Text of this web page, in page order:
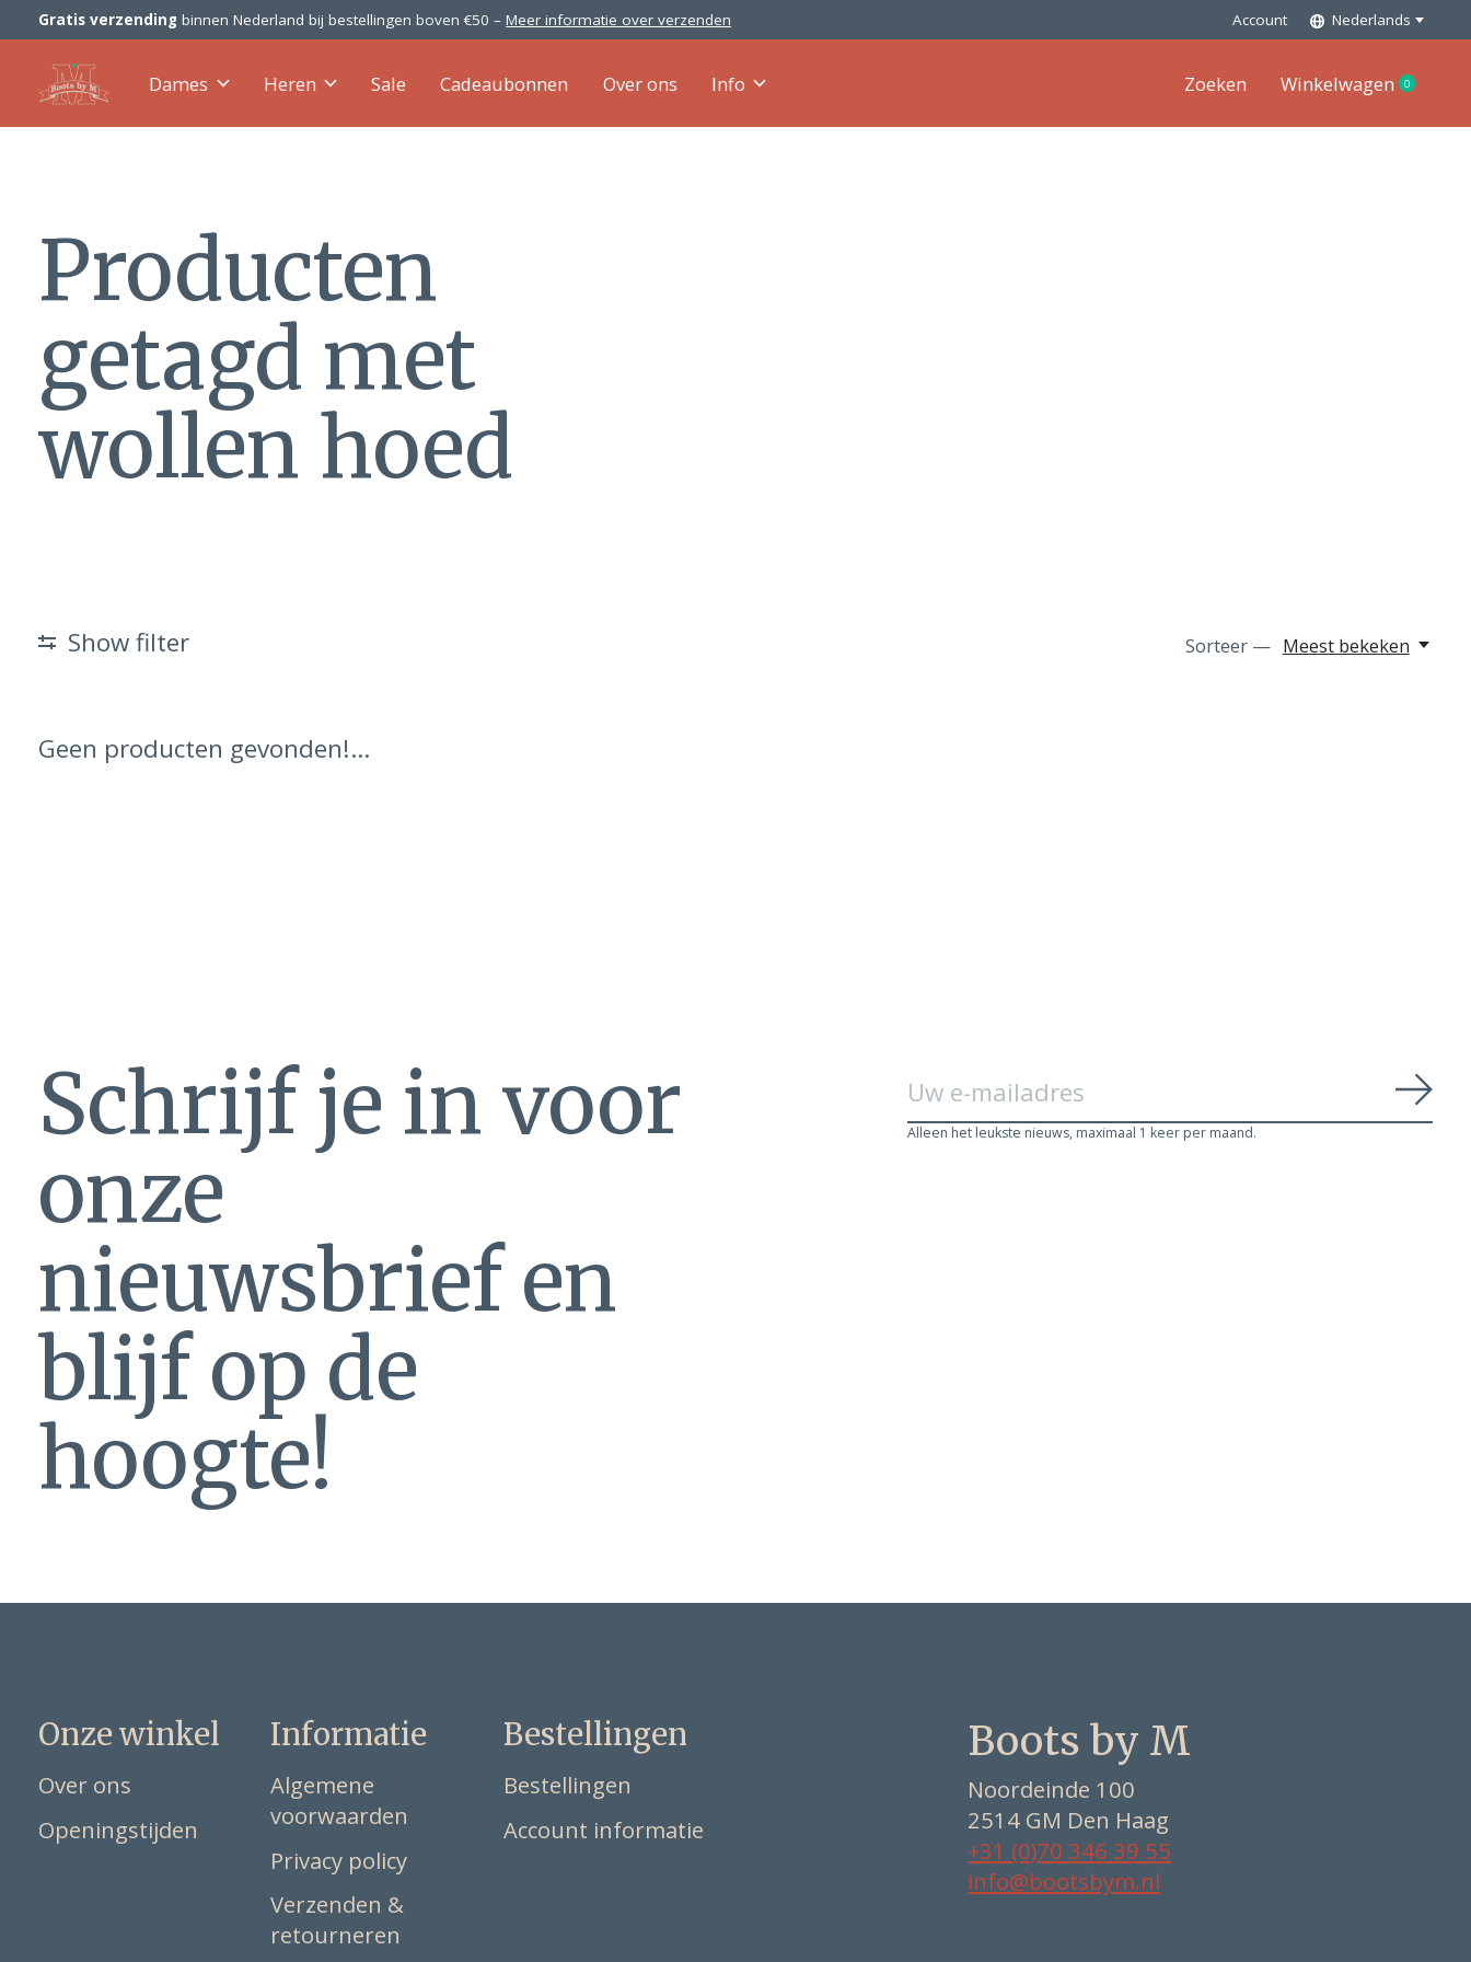
Gratis verzending binnen Nederland bij bestellingen boven €50 – Meer informatie over verzenden Account Nederlands
Dames Heren Sale Cadeaubonnen Over ons Info Zoeken Winkelwagen 0items
Producten
getagd met
wollen hoed
Show filter Sorteer — Meest bekeken
Geen producten gevonden!...
Schrijf je in voor
onze
nieuwsbrief en
blijf op de
hoogte!
Alleen het leukste nieuws, maximaal 1 keer per maand.
Onze winkel
Over ons
Openingstijden
Informatie
Algemene
voorwaarden
Privacy policy
Verzenden &
retourneren
Bestellingen
Bestellingen
Account informatie
Boots by M
Noordeinde 100
2514 GM Den Haag
+31 (0)70 346 39 55
info@bootsbym.nl